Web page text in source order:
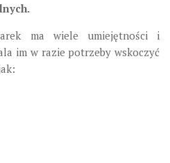
ma wiele umiejętnościi
im w razie potrzeby wskoczyć